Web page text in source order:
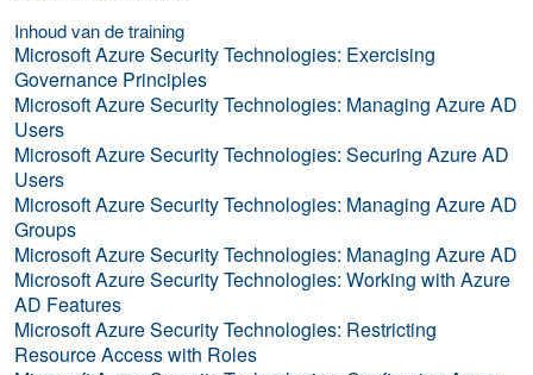
Inhoud van de training
Microsoft Azure Security Technologies: Exercising
Governance Principles
Microsoft Azure Security Technologies: Managing Azure AD
Users
Microsoft Azure Security Technologies: Securing Azure AD
Users
Microsoft Azure Security Technologies: Managing Azure AD
Groups
Microsoft Azure Security Technologies: Managing Azure AD
Microsoft Azure Security Technologies: Working with Azure
AD Features
Microsoft Azure Security Technologies: Restricting
Resource Access with Roles